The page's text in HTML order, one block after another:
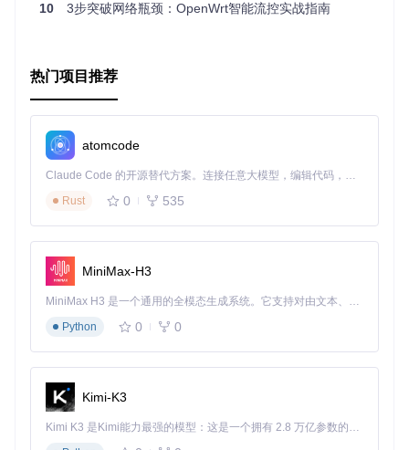
10 3步突破网络瓶颈：OpenWrt智能流控实战指南
热门项目推荐
atomcode
Claude Code 的开源替代方案。连接任意大模型，编辑代码，运行命令，自动验证 — 全自动执行。用 Rust 构建，极致性能。 ｜ An open-source alternative to Claude Code. Connect any LLM, edit code, run commands, and verify changes — autonomously. Built in Rust for speed. Get Started
Rust
0 535
MiniMax-H3
MiniMax H3 是一个通用的全模态生成系统。它支持对由文本、图像、视频和音频组成的多模态上下文进行统一理解，并能生成分辨率高达 2K、时长可达 15 秒的带原生立体声音频的视频。得益于面向任务泛化的系统设计，H3 在预训练阶段就已具备广泛的多模态上下文理解与生成能力，能够出色地执行复杂的多模态指令。
Python
0 0
Kimi-K3
Kimi K3 是Kimi能力最强的模型：这是一个拥有 2.8 万亿参数的混合专家（MoE）模型，具备原生视觉理解能力，并支持 100 万 token 的上下文窗口。